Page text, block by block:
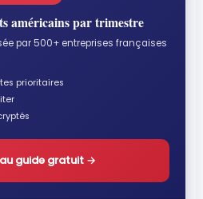
américains par trimestre
par 500+ entreprises françaises
prioritaires
guide gratuit →